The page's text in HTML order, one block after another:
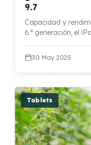
9.7
Capacidad y
6.ª generación, el
30 May 2025
Tablets